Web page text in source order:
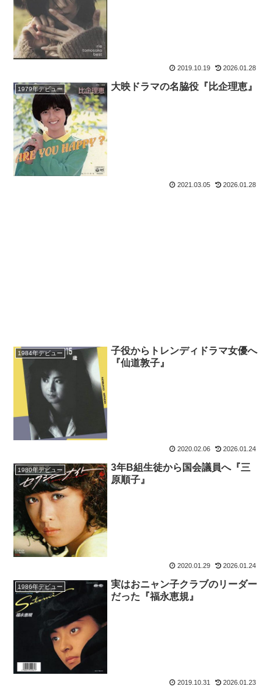
2019.10.19 2026.01.28
1979年デビュー 大映ドラマの名脇役『比企理恵』
2021.03.05 2026.01.28
1984年デビュー
子役からトレンディドラマ女優へ
『仙道敦子』
2020.02.06 2026.01.24
1980年デビュー
3年B組生徒から国会議員へ『三
原順子』
2020.01.29 2026.01.24
1986年デビュー
実はおニャン子クラブのリーダー
だった『福永恵規』
2019.10.31 2026.01.23